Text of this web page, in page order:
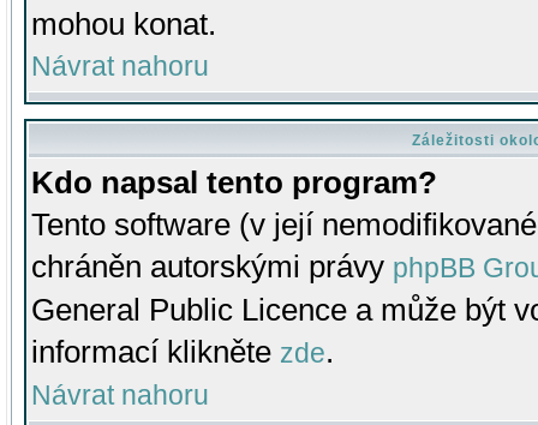
mohou konat.
Návrat nahoru
Záležitosti
Kdo napsal tento program?
Tento software (v její
chráněn autorskými právy phpBB
General Public Licence a může být
informací klikněte zde.
Návrat nahoru